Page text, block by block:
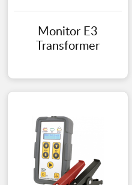
Monitor E3
Transformer